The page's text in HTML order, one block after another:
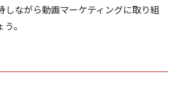
しながら動画マーケティングに取り組
。